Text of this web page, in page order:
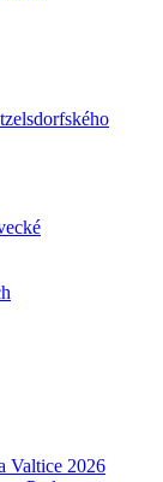
Valtice 2026